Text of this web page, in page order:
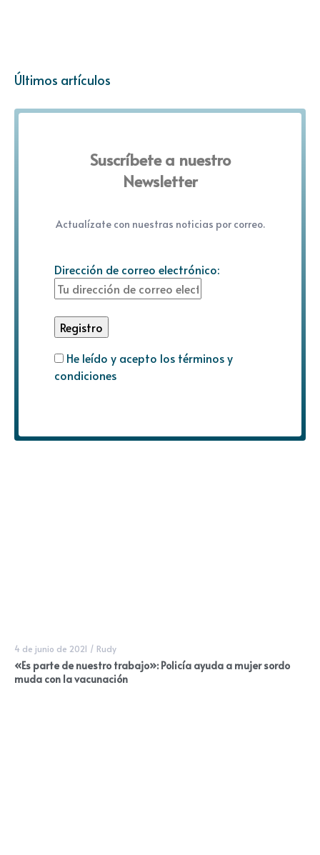
Últimos artículos
Suscríbete a nuestro
Newsletter
Actualízate con nuestras noticias por correo.
Dirección de correo electrónico:
He leído y acepto los términos y
condiciones
4 de junio de 2021 / Rudy
«Es parte de nuestro trabajo»: Policía ayuda a mujer sordo
muda con la vacunación